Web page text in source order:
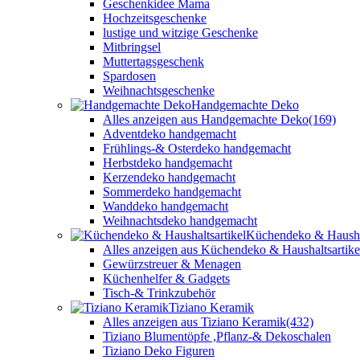
Geschenkidee Mama
Hochzeitsgeschenke
lustige und witzige Geschenke
Mitbringsel
Muttertagsgeschenk
Spardosen
Weihnachtsgeschenke
Handgemachte Deko
Alles anzeigen aus Handgemachte Deko(169)
Adventdeko handgemacht
Frühlings-& Osterdeko handgemacht
Herbstdeko handgemacht
Kerzendeko handgemacht
Sommerdeko handgemacht
Wanddeko handgemacht
Weihnachtsdeko handgemacht
Küchendeko &
Alles anzeigen aus Küchendeko &
Gewürzstreuer & Menagen
Küchenhelfer & Gadgets
Tisch-& Trinkzubehör
Tiziano Keramik
Alles anzeigen aus Tiziano Keramik(432)
Tiziano Blumentöpfe ,Pflanz-& Dekoschalen
Tiziano Deko Figuren